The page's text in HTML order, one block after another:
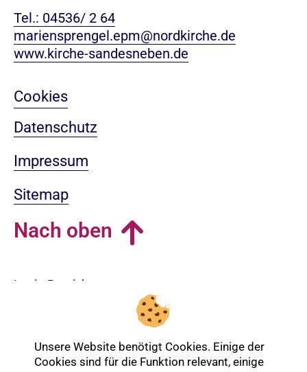
Tel.: 04536/ 2 64
mariensprengel.epm@nordkirche.de
www.kirche-sandesneben.de
Cookies
Datenschutz
Impressum
Sitemap
Nach oben
Login-Bereich
Unsere Website benötigt Cookies. Einige der
Cookies sind für die Funktion relevant, einige